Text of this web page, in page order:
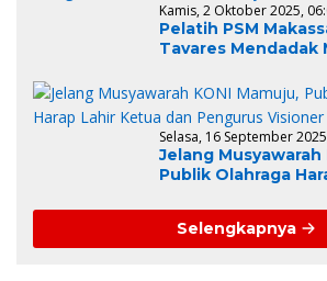
Kamis, 2 Oktober 2025,
Pelatih PSM
Tavares Mendadak
Selasa, 16 September
Jelang Musyawarah
Publik Olahraga
Selengkapnya